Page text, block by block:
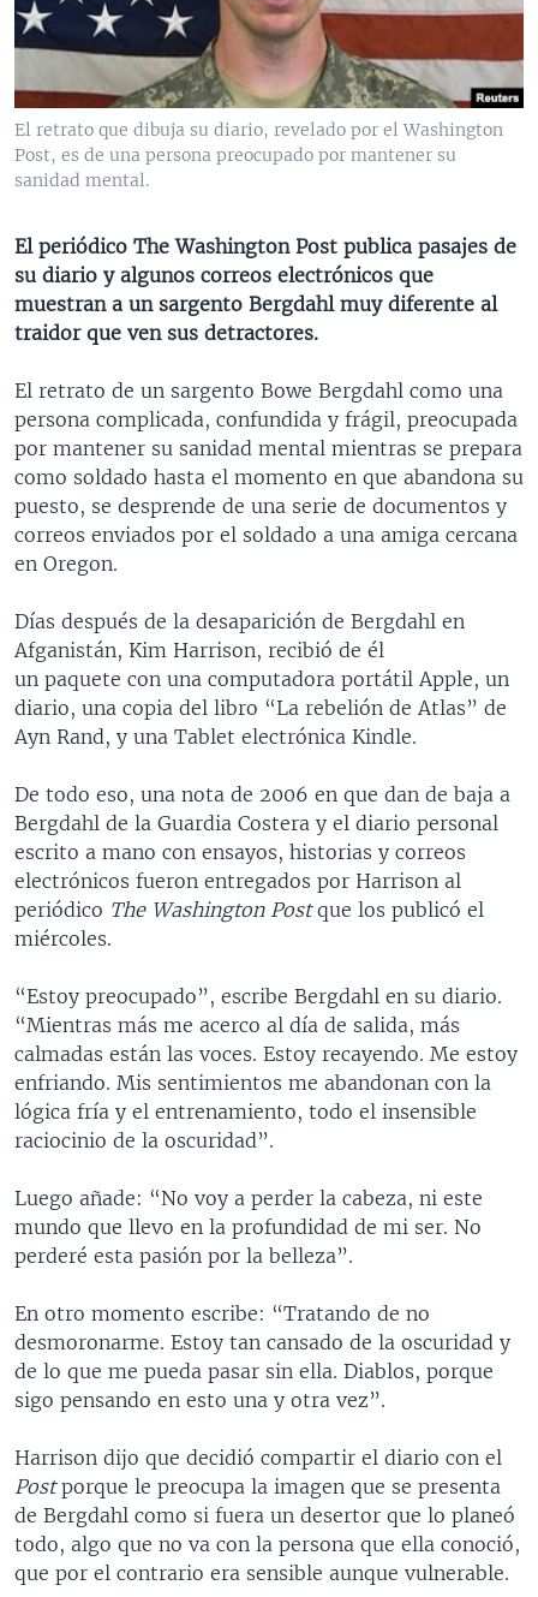
VENEZUELA
BRASIL
NICARAGUA
ECONOMÍA
ENTRETENIMIENTO Y CULTURA
TECNOLOGÍA
DEPORTES
MULTIMEDIA
VIDEOS
FOTOGRAFÍA
AUDIOS
PROGRAMAS TV
EL MUNDO AL DÍA
FORO INTERAMERICANO
LAS CLAVES
PANORAMA
RADIO
AVANCE INFORMATIVO
BUENOS DÍAS AMÉRICA
ESTADOS UNIDOS AL DÍA
EL MUNDO AL DÍA [RADIO]
DEPORTIVO INTERNACIONAL
NOTA ECONÓMICA
ENTRETENIMIENTO
DIRECT
Learning English
SÍGANOS
El retrato que dibuja su diario, revelado por el Washington
Post, es de una persona preocupado por mantener su
sanidad mental.
El periódico The Washington Post publica pasajes de
su diario y algunos correos electrónicos que
muestran a un sargento Bergdahl muy diferente al
traidor que ven sus detractores.
El retrato de un sargento Bowe Bergdahl como una
persona complicada, confundida y frágil, preocupada
por mantener su sanidad mental mientras se prepara
como soldado hasta el momento en que abandona su
puesto, se desprende de una serie de documentos y
correos enviados por el soldado a una amiga cercana
en Oregon.
Días después de la desaparición de Bergdahl en
Afganistán, Kim Harrison, recibió de él
un paquete con una computadora portátil Apple, un
diario, una copia del libro “La rebelión de Atlas” de
Ayn Rand, y una Tablet electrónica Kindle.
De todo eso, una nota de 2006 en que dan de baja a
Bergdahl de la Guardia Costera y el diario personal
escrito a mano con ensayos, historias y correos
electrónicos fueron entregados por Harrison al
periódico The Washington Postque los publicó el
miércoles.
“Estoy preocupado”, escribe Bergdahl en su diario.
“Mientras más me acerco al día de salida, más
calmadas están las voces. Estoy recayendo. Me estoy
enfriando. Mis sentimientos me abandonan con la
lógica fría y el entrenamiento, todo el insensible
raciocinio de la oscuridad”.
Luego añade: “No voy a perder la cabeza, ni este
mundo que llevo en la profundidad de mi ser. No
perderé esta pasión por la belleza”.
En otro momento escribe: “Tratando de no
desmoronarme. Estoy tan cansado de la oscuridad y
de lo que me pueda pasar sin ella. Diablos, porque
sigo pensando en esto una y otra vez”.
Harrison dijo que decidió compartir el diario con el
Postporque le preocupa la imagen que se presenta
de Bergdahl como si fuera un desertor que lo planeó
todo, algo que no va con la persona que ella conoció,
que por el contrario era sensible aunque vulnerable.